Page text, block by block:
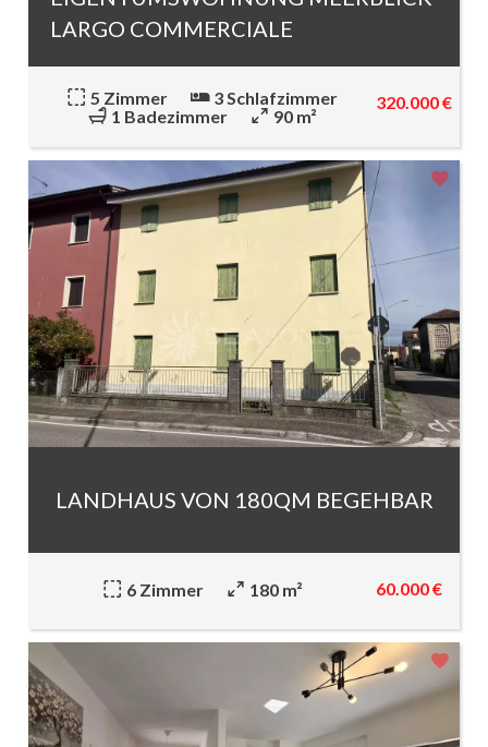
LARGO COMMERCIALE
5 Zimmer
3 Schlafzimmer
1 Badezimmer
90 m²
320.000 €
LANDHAUS VON 180QM BEGEHBAR
6 Zimmer 180 m² 60.000 €